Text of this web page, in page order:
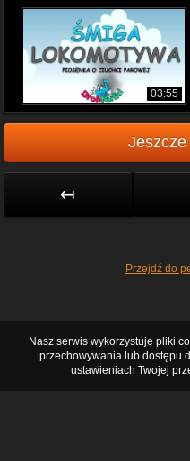
03:55
↤
Przejdź do
Nasz serwis wykorzystuje pliki
przechowywania lub dostępu
ustawieniach Twojej